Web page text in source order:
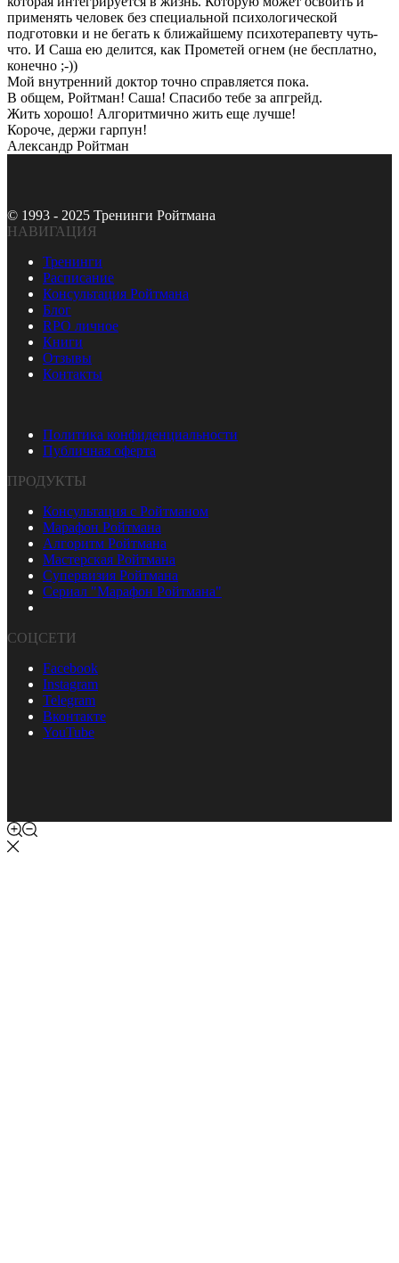
применять человек без специальной психологической
подготовки и не бегать к ближайшему психотерапевту чуть-
что. И Саша ею делится, как Прометей огнем (не бесплатно,
конечно ;-))
Мой внутренний доктор точно справляется пока.
В общем, Ройтман! Саша! Спасибо тебе за апгрейд.
Жить хорошо! Алгоритмично жить еще лучше!
Короче, держи гарпун!
Александр Ройтман
© 1993 - 2025 Тренинги Ройтмана
НАВИГАЦИЯ
Тренинги
Расписание
Консультация Ройтмана
Блог
RPO личное
Книги
Отзывы
Контакты
Политика конфиденциальности
Публичная оферта
ПРОДУКТЫ
Консультация с Ройтманом
Марафон Ройтмана
Алгоритм Ройтмана
Мастерская Ройтмана
Супервизия Ройтмана
Сериал "Марафон Ройтмана"
СОЦСЕТИ
Facebook
Instagram
Telegram
Вконтакте
YouTube